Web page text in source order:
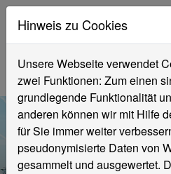
Hinweis zu Cookies
Unsere Webseite verwendet
zwei Funktionen: Zum einen
grundlegende Funktionalität
anderen können wir mit Hilfe
für Sie immer weiter
pseudonymisierte Daten von
gesammelt und ausgewertet.